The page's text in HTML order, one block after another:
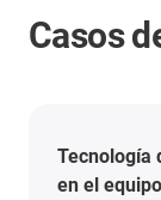
Casos
Tecnología
en el